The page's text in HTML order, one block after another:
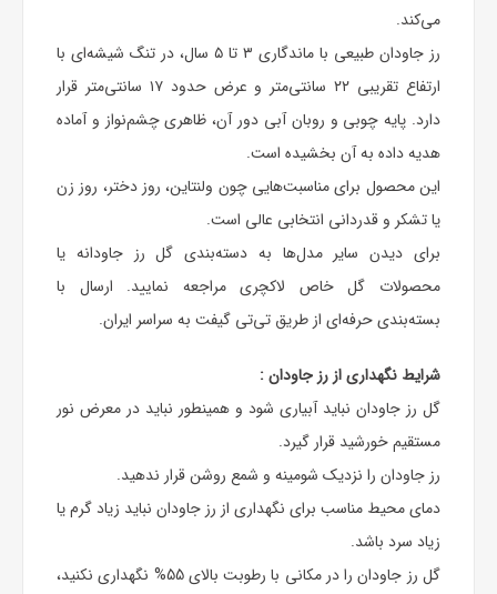
می‌کند.
رز جاودان طبیعی با ماندگاری ۳ تا ۵ سال، در تنگ شیشه‌ای با
ارتفاع تقریبی ۲۲ سانتی‌متر و عرض حدود ۱۷ سانتی‌متر قرار
دارد. پایه چوبی و روبان آبی دور آن، ظاهری چشم‌نواز و آماده
هدیه داده به آن بخشیده است.
این محصول برای مناسبت‌هایی چون ولنتاین، روز دختر، روز زن
یا تشکر و قدردانی انتخابی عالی است.
برای دیدن سایر مدل‌ها به دسته‌بندی گل رز جاودانه یا
محصولات گل خاص لاکچریمراجعه نمایید. ارسال با
بسته‌بندی حرفه‌ای از طریق تی‌تی گیفت به سراسر ایران.
شرایط نگهداری از رز جاودان :
گل رز جاودان نباید آبیاری شود و همینطور نباید در معرض نور
مستقیم خورشید قرار گیرد.
رز جاودان را نزدیک شومینه و شمع روشن قرار ندهید.
دمای محیط مناسب برای نگهداری از رز جاودان نباید زیاد گرم یا
زیاد سرد باشد.
گل رز جاودان را در مکانی با رطوبت بالای 55% نگهداری نکنید،